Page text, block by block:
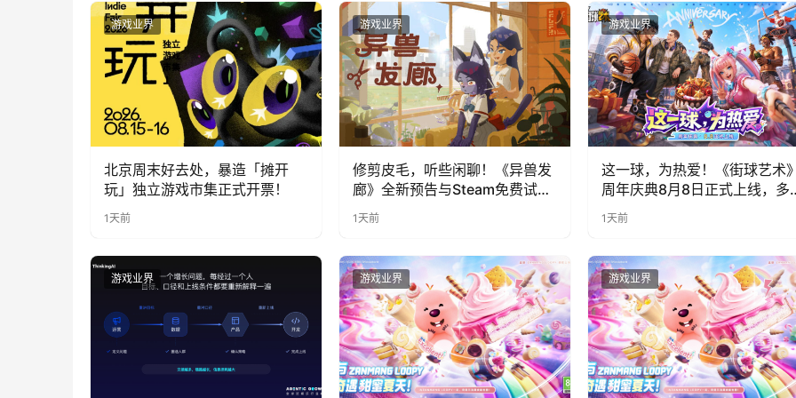
游戏业界
北京周末好去处，暴造「摊开
玩」独立游戏市集正式开票！
1天前
游戏业界
修剪皮毛，听些闲聊！《异兽发
廊》全新预告与Steam免费试玩
公开
1天前
游戏业界
这一球，为热爱！《街球艺术
周年庆典8月8日正式上线，多
福利与全新内容同步开启
1天前
游戏业界 游戏业界 游戏业界